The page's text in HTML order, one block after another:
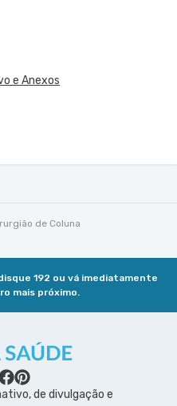
e Anexos
de Coluna
192 ou vá imediatamente
mais próximo.
de divulgação e